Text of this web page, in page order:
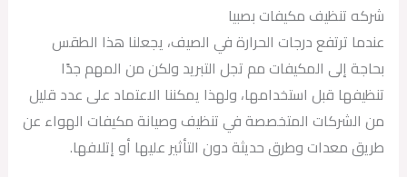
شركه تنظيف مكيفات بصبيا
عندما ترتفع درجات الحرارة في الصيف، يجعلنا هذا الطقس
بحاجة إلى المكيفات مم تجل التبريد ولكن من المهم جدًا
تنظيفها قبل استخدامها، ولهذا يمكننا الاعتماد على عدد قليل
من الشركات المتخصصة في تنظيف وصيانة مكيفات الهواء عن
طريق معدات وطرق حديثة دون التأثير عليها أو إتلافها.